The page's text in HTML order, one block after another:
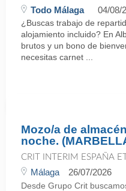
Todo Málaga 04/08/
¿Buscas trabajo de
alojamiento incluido? En
brutos y un bono de
necesitas carnet ...
Mozo/a de
noche.
CRIT INTERIM ESPAÑA
Málaga 26/07/2026
Desde Grupo Crit